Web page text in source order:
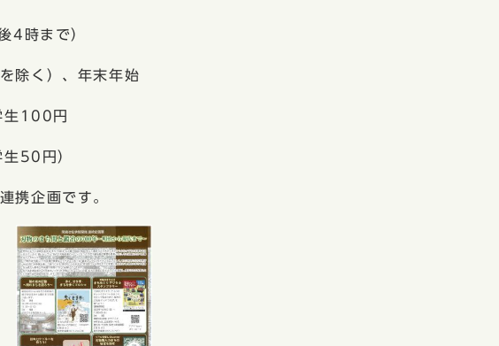
時まで）
く）、年末年始
100円
50円）
携企画です。